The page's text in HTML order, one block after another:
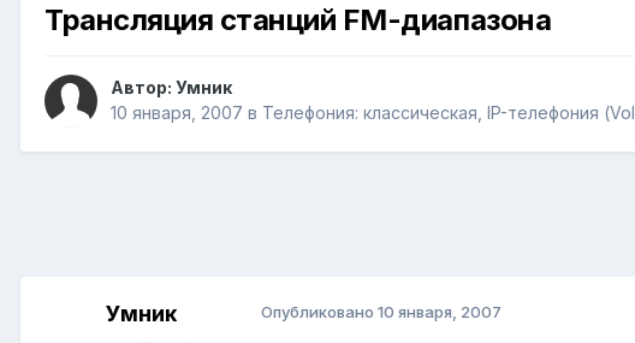
Трансляция станций FM-диапазона
Автор: Умник
10 января, 2007 в Телефония: классическая, IP-телефония
Умник Опубликовано 10 января, 2007